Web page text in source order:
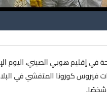
في إقليم هوبي الصيني، اليوم
فيروس كورونا المتفشي في